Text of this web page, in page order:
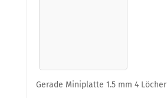
Gerade Miniplatte 1.5 mm 4 Löcher